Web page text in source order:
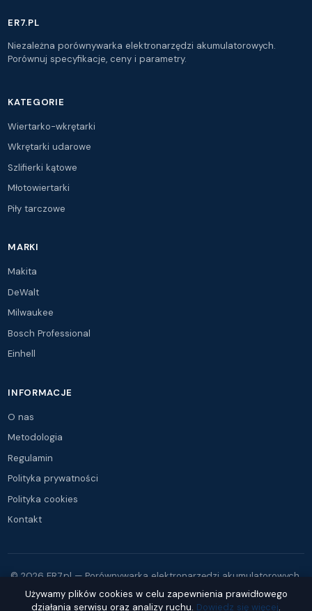
ER7.PL
Niezależna porównywarka elektronarzędzi akumulatorowych.
Porównuj specyfikacje, ceny i parametry.
KATEGORIE
Wiertarko-wkrętarki
Wkrętarki udarowe
Szlifierki kątowe
Młotowiertarki
Piły tarczowe
MARKI
Makita
DeWalt
Milwaukee
Bosch Professional
Einhell
INFORMACJE
O nas
Metodologia
Regulamin
Polityka prywatności
Polityka cookies
Kontakt
© 2026 ER7.pl — Porównywarka elektronarzędzi akumulatorowych.
Wszystkie prawa zastrzeżone.
Używamy plików cookies w celu zapewnienia prawidłowego
działania serwisu oraz analizy ruchu. Dowiedz się więcej.